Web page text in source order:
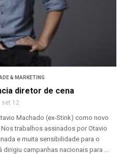
& MARKETING
diretor de cena
set 12
Machado (ex-Stink) como novo
trabalhos assinados por Otavio
e muita sensibilidade para o
campanhas nacionais para ...